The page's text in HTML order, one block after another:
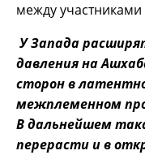
между
У Запада
давления на
сторон в
межплеменном
В дальнейшем
перерасти и в